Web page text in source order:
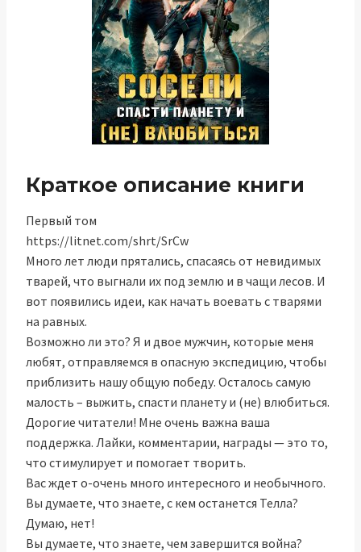
Краткое описание книги
Первый том
https://litnet.com/shrt/SrCw
Много лет люди прятались, спасаясь от невидимых
тварей, что выгнали их под землю и в чащи лесов. И
вот появились идеи, как начать воевать с тварями
на равных.
Возможно ли это? Я и двое мужчин, которые меня
любят, отправляемся в опасную экспедицию, чтобы
приблизить нашу общую победу. Осталось самую
малость – выжить, спасти планету и (не) влюбиться.
Дорогие читатели! Мне очень важна ваша
поддержка. Лайки, комментарии, награды — это то,
что стимулирует и помогает творить.
Вас ждет о-очень много интересного и необычного.
Вы думаете, что знаете, с кем останется Телла?
Думаю, нет!
Вы думаете, что знаете, чем завершится война?